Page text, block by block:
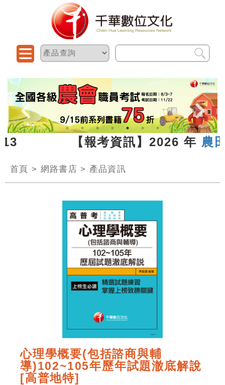
【報考資訊】2026 年農田
首頁 > 網路書店 > 產品資訊
心理學概要(包括諮商與輔
導)102~105年歷年試題澈底解說
[高普地特]